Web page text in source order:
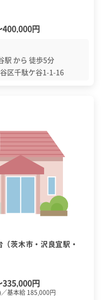
400,000円
駅 から 徒歩5分
区千駄ケ谷1-1-16
茨木市・沢良宜駅・
335,000円
基本給 185,000円